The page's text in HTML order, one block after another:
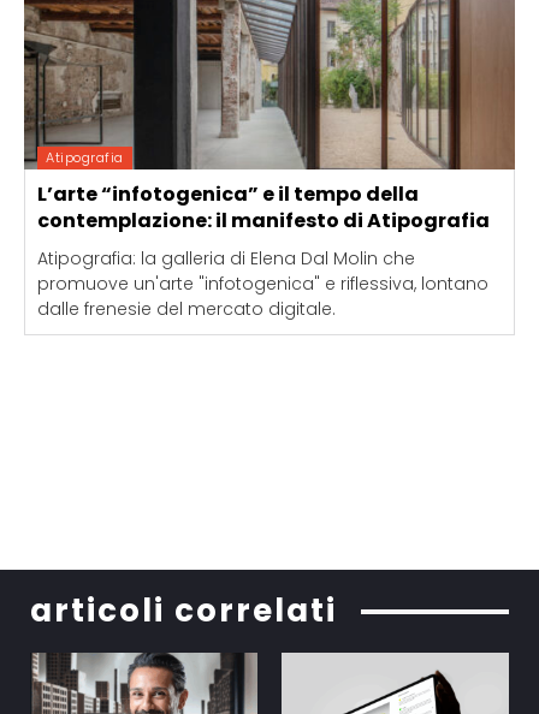
Atipografia
L’arte “infotogenica” e il tempo della
contemplazione: il manifesto di Atipografia
Atipografia: la galleria di Elena Dal Molin che
promuove un'arte "infotogenica" e riflessiva, lontano
dalle frenesie del mercato digitale.
articoli correlati